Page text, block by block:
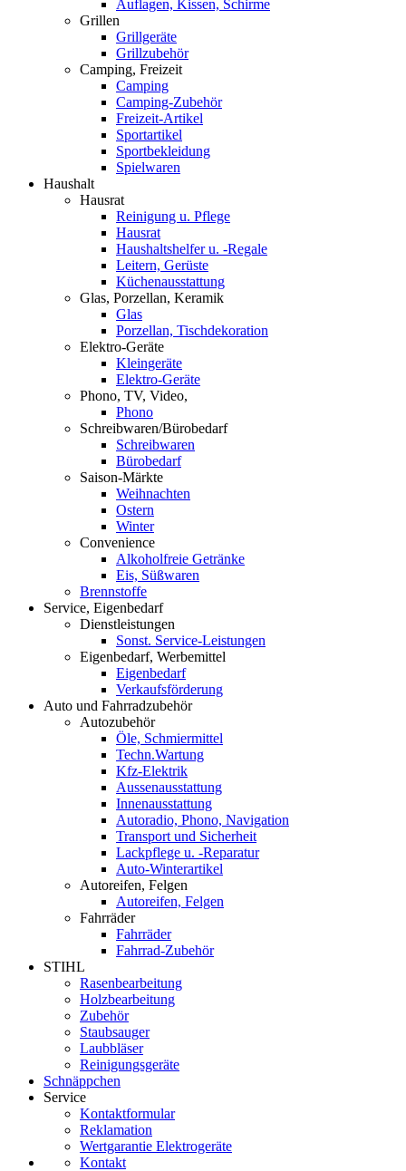
Auflagen, Kissen, Schirme
Grillen
Grillgeräte
Grillzubehör
Camping, Freizeit
Camping
Camping-Zubehör
Freizeit-Artikel
Sportartikel
Sportbekleidung
Spielwaren
Haushalt
Hausrat
Reinigung u. Pflege
Hausrat
Haushaltshelfer u. -Regale
Leitern, Gerüste
Küchenausstattung
Glas, Porzellan, Keramik
Glas
Porzellan, Tischdekoration
Elektro-Geräte
Kleingeräte
Elektro-Geräte
Phono, TV, Video,
Phono
Schreibwaren/Bürobedarf
Schreibwaren
Bürobedarf
Saison-Märkte
Weihnachten
Ostern
Winter
Convenience
Alkoholfreie Getränke
Eis, Süßwaren
Brennstoffe
Service, Eigenbedarf
Dienstleistungen
Sonst. Service-Leistungen
Eigenbedarf, Werbemittel
Eigenbedarf
Verkaufsförderung
Auto und Fahrradzubehör
Autozubehör
Öle, Schmiermittel
Techn.Wartung
Kfz-Elektrik
Aussenausstattung
Innenausstattung
Autoradio, Phono, Navigation
Transport und Sicherheit
Lackpflege u. -Reparatur
Auto-Winterartikel
Autoreifen, Felgen
Autoreifen, Felgen
Fahrräder
Fahrräder
Fahrrad-Zubehör
STIHL
Rasenbearbeitung
Holzbearbeitung
Zubehör
Staubsauger
Laubbläser
Reinigungsgeräte
Schnäppchen
Service
Kontaktformular
Reklamation
Wertgarantie Elektrogeräte
Kontakt